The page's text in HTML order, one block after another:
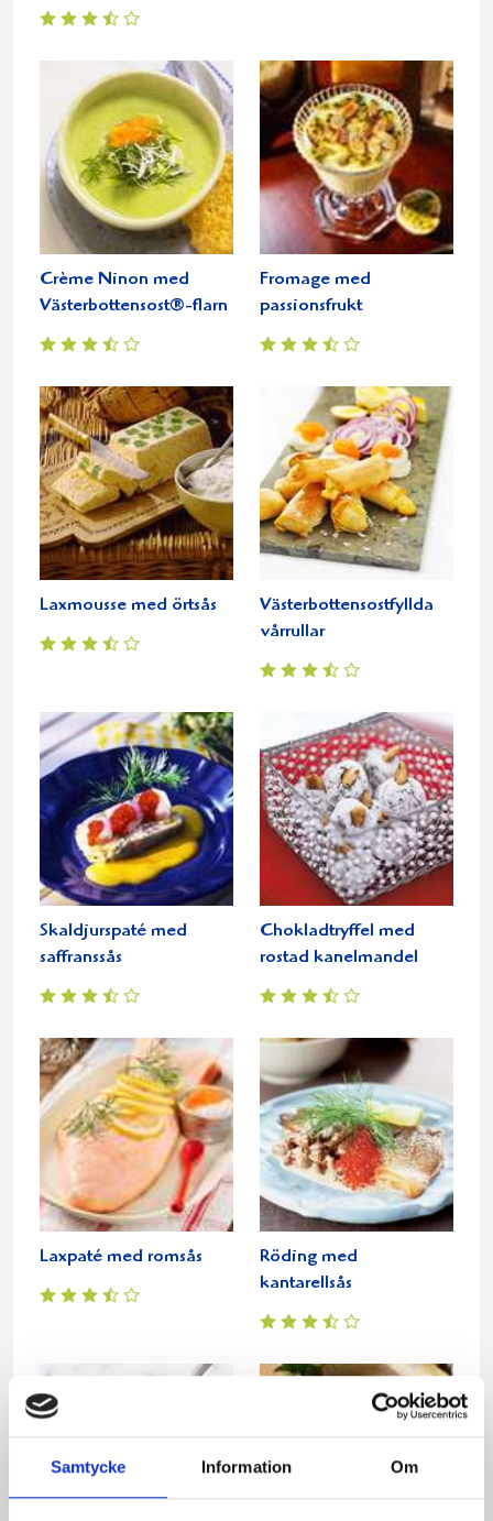
Samtycke Information Om
Crème Ninon med
Västerbottensost®-flarn
Fromage med
passionsfrukt
Laxmousse med örtsås
Västerbottensostfyllda
vårrullar
Skaldjurspaté med
saffranssås
Chokladtryffel med
rostad kanelmandel
Laxpaté med romsås
Röding med
kantarellsås